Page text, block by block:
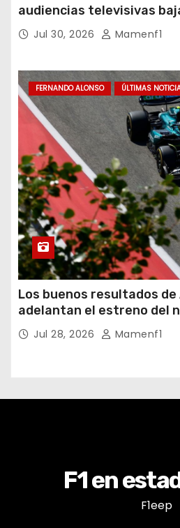
audiencias televisivas
los circuitos suben y en
vienen sorpresas
Jul 30, 2026 Mamenf1
FERNANDO ALONSO ÚLTIMAS
Los buenos resultados
adelantan el estreno del
y será este miércoles
Jul 28, 2026 Mamenf1
F1 en
F1eep